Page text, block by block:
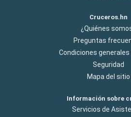
Cruceros.hn
¿Quiénes
Preguntas
Condiciones generales
Seguridad
Mapa del sitio
Información sobre
Servicios de